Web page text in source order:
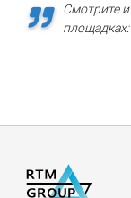
Смотрите
площадках: